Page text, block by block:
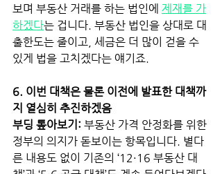
보며 부동산 거래를 하는 법인에 제재를 가
하겠다는 겁니다. 부동산 법인을 상대로 대
출한도는 줄이고, 세금은 더 많이 걷을 수
있게 법을 고치겠다는 얘기죠.
6. 이번 대책은 물론 이전에 발표한 대책까
지 열심히 추진하겠음
부딩 톺아보기: 부동산 가격 안정화를 위한
정부의 의지가 돋보이는 항목입니다. 별다
른 내용도 없이 기존의 ‘12·16 부동산 대